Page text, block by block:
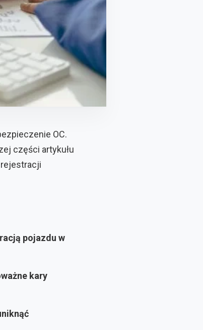
OC.
części artykułu
pojazdu w
kary